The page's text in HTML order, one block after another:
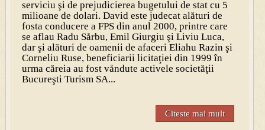
serviciu şi de prejudicierea bugetului de stat cu 5
milioane de dolari. David este judecat alături de
fosta conducere a FPS din anul 2000, printre care
se aflau Radu Sårbu, Emil Giurgiu şi Liviu Luca,
dar şi alături de oamenii de afaceri Eliahu Razin şi
Corneliu Ruse, beneficiarii licitaţiei din 1999 în
urma căreia au fost våndute activele societăţii
Bucureşti Turism SA...
Citeste mai mult